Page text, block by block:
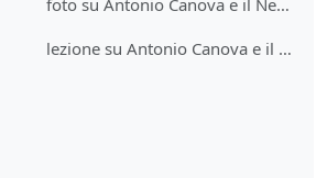
foto su Antonio Canova e il Neoclassicismo
lezione su Antonio Canova e il Neoclassismo